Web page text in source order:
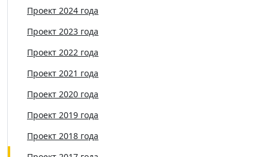
Проект 2024 года
Проект 2023 года
Проект 2022 года
Проект 2021 года
Проект 2020 года
Проект 2019 года
Проект 2018 года